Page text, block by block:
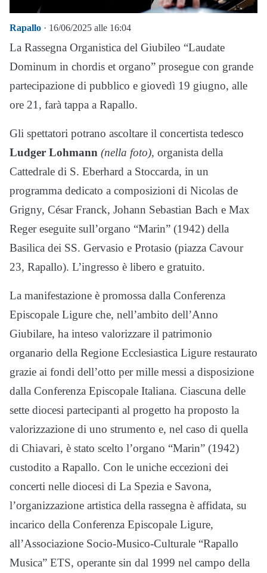
Rapallo · 16/06/2025 alle 16:04
La Rassegna Organistica del Giubileo “Laudate
Dominum in chordis et organo” prosegue con grande
partecipazione di pubblico e giovedì 19 giugno, alle
ore 21, farà tappa a Rapallo.
Gli spettatori potrano ascoltare il concertista tedesco
Ludger Lohmann (nella foto), organista della
Cattedrale di S. Eberhard a Stoccarda, in un
programma dedicato a composizioni di Nicolas de
Grigny, César Franck, Johann Sebastian Bach e Max
Reger eseguite sull’organo “Marin” (1942) della
Basilica dei SS. Gervasio e Protasio (piazza Cavour
23, Rapallo). L’ingresso è libero e gratuito.
La manifestazione è promossa dalla Conferenza
Episcopale Ligure che, nell’ambito dell’Anno
Giubilare, ha inteso valorizzare il patrimonio
organario della Regione Ecclesiastica Ligure restaurato
grazie ai fondi dell’otto per mille messi a disposizione
dalla Conferenza Episcopale Italiana. Ciascuna delle
sette diocesi partecipanti al progetto ha proposto la
valorizzazione di uno strumento e, nel caso di quella
di Chiavari, è stato scelto l’organo “Marin” (1942)
custodito a Rapallo. Con le uniche eccezioni dei
concerti nelle diocesi di La Spezia e Savona,
l’organizzazione artistica della rassegna è affidata, su
incarico della Conferenza Episcopale Ligure,
all’Associazione Socio-Musico-Culturale “Rapallo
Musica” ETS, operante sin dal 1999 nel campo della